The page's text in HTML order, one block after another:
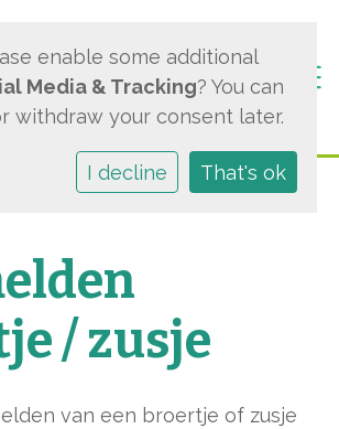
/ zusje
van een broertje of zusje
enable some additional
Media & Tracking? You can
withdraw your consent later.
I decline That's ok